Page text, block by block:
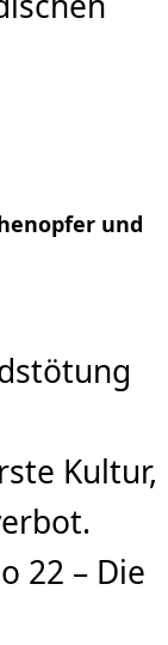
und
Kultur,
22 – Die